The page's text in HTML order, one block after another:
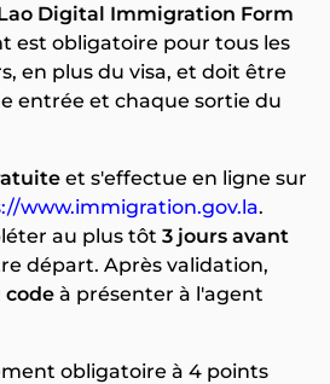
Digital Immigration Form
est obligatoire pour tous les
en plus du visa, et doit être
entrée et chaque sortie du
et s'effectue en ligne sur
www.immigration.gov.la.
au plus tôt 3 jours avant
départ. Après validation,
code à présenter à l'agent
obligatoire à 4 points